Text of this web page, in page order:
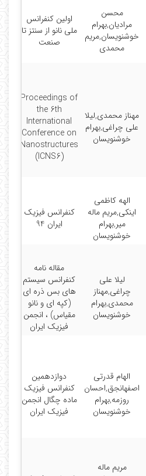
محسن
مرادیان,بهرام
خوشنویسان,مریم
محمدی
اولین کنفرانس
ملی نانو از سنتز تا
صنعت
مهناز محمدی,لیلا
علی چراغی,بهرام
خوشنویسان
Proceedings of
the 6th
International
Conference on
Nanostructures
(ICNS6)
الهه کاظمی
اینکی,مریم ماله
میر,بهرام
خوشنویسان
کنفرانس فیزیک
ایران 94
لیلا علی
چراغی,مهناز
محمدی,بهرام
خوشنویسان
مقاله نامه
کنفرانس سیستم
های بس ذره ای
(کپه ای و نانو
مقیاس) ، انجمن
فیزیک ایران
الهام قدرتی
اصفهانجق,احسان
روزمه,بهرام
خوشنویسان
دوازدهمین
کنفرانس فیزیک
ماده چگال انجمن
فیزیک ایران
مریم ماله